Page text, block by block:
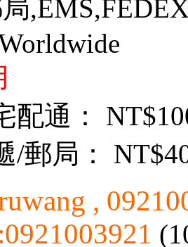
配通：
/郵局：
,
:0921003921